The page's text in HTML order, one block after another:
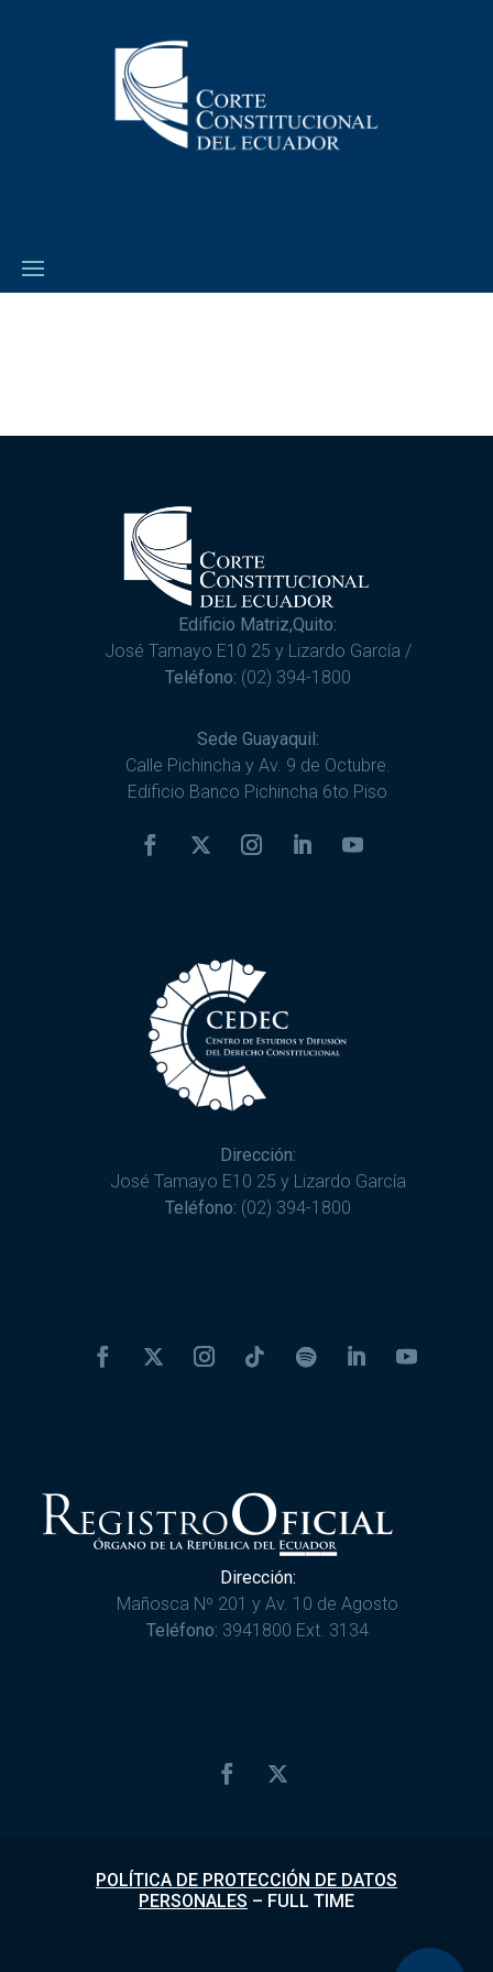
Edificio Matriz,Quito:
José Tamayo E10 25 y Lizardo García /
Teléfono: (02) 394-1800
Sede Guayaquil:
Calle Pichincha y Av. 9 de Octubre.
Edificio Banco Pichincha 6to Piso
Dirección:
José Tamayo E10 25 y Lizardo García
Teléfono: (02) 394-1800
Dirección:
Mañosca Nº 201 y Av. 10 de Agosto
Teléfono: 3941800 Ext. 3134
POLÍTICA DE PROTECCIÓN DE DATOS
PERSONALES – FULL TIME